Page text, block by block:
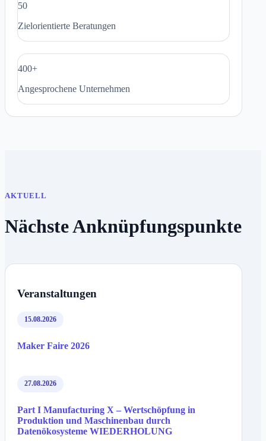
50
Zielorientierte Beratungen
400+
Angesprochene Unternehmen
AKTUELL
Nächste Anknüpfungspunkte
Veranstaltungen
15.08.2026
Maker Faire 2026
27.08.2026
Part I Manufacturing X – Wertschöpfung in
Produktion und Maschinenbau durch
Datenökosysteme WIEDERHOLUNG